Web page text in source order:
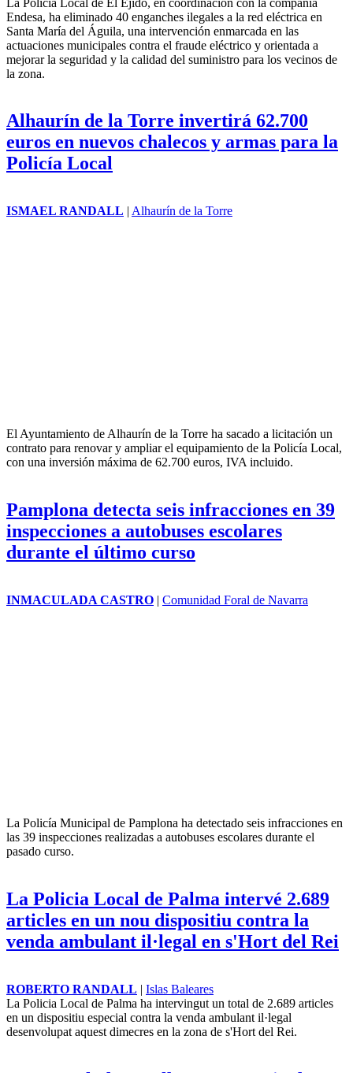
Endesa, ha eliminado 40 enganches ilegales a la red eléctrica en
Santa María del Águila, una intervención enmarcada en las
actuaciones municipales contra el fraude eléctrico y orientada a
mejorar la seguridad y la calidad del suministro para los vecinos de
la zona.
Alhaurín de la Torre invertirá 62.700
euros en nuevos chalecos y armas para la
Policía Local
ISMAEL RANDALL | Alhaurín de la Torre
El Ayuntamiento de Alhaurín de la Torre ha sacado a licitación un
contrato para renovar y ampliar el equipamiento de la Policía Local,
con una inversión máxima de 62.700 euros, IVA incluido.
Pamplona detecta seis infracciones en 39
inspecciones a autobuses escolares
durante el último curso
INMACULADA CASTRO | Comunidad Foral de Navarra
La Policía Municipal de Pamplona ha detectado seis infracciones en
las 39 inspecciones realizadas a autobuses escolares durante el
pasado curso.
La Policia Local de Palma intervé 2.689
articles en un nou dispositiu contra la
venda ambulant il·legal en s'Hort del Rei
ROBERTO RANDALL | Islas Baleares
La Policia Local de Palma ha intervingut un total de 2.689 articles
en un dispositiu especial contra la venda ambulant il·legal
desenvolupat aquest dimecres en la zona de s'Hort del Rei.